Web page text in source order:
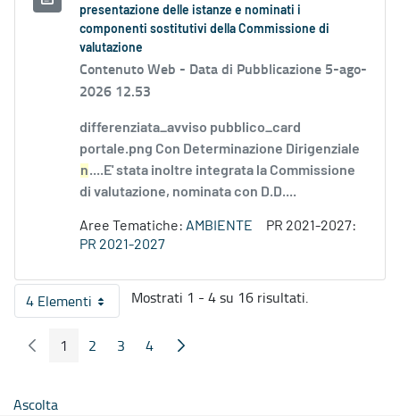
presentazione delle istanze e nominati i
componenti sostitutivi della Commissione di
valutazione
Contenuto Web - Data di Pubblicazione 5-ago-
2026 12.53
differenziata_avviso pubblico_card
portale.png Con Determinazione Dirigenziale
n....E' stata inoltre integrata la Commissione
di valutazione, nominata con D.D....
Aree Tematiche: AMBIENTE
PR 2021-2027:
PR 2021-2027
4 ElementiPer pagina
Mostrati 1 - 4 su 16 risultati.
Pagina Precedente
Pagina
1 Pagina
2 Pagina
3 Pagina
4 Pagina Seguente
Ascolta